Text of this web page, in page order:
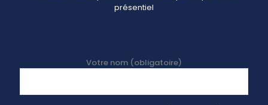
présentiel
Votre nom (obligatoire)